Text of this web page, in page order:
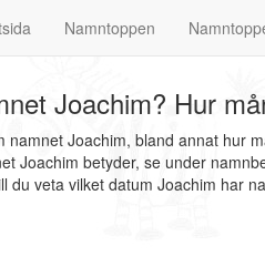
Namntoppen
Joachim? Hur
namnet Joachim, bland annat hur
Joachim betyder, se under
du veta vilket datum Joachim har